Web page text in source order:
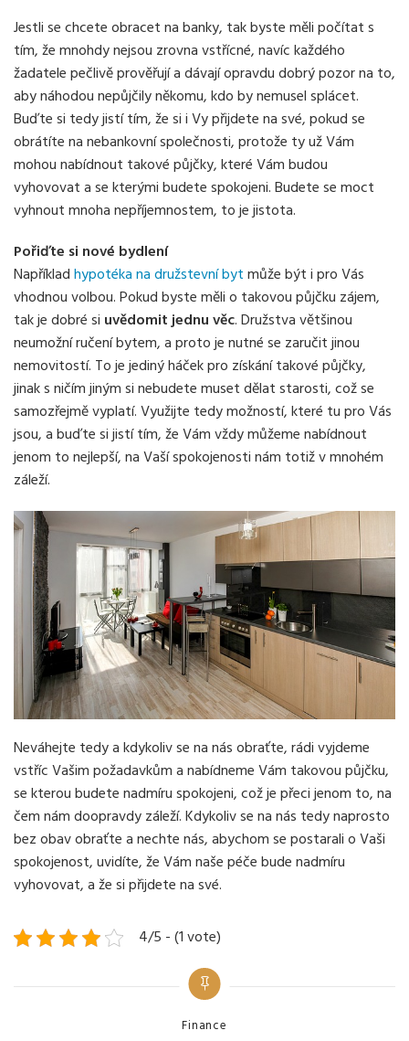
Jestli se chcete obracet na banky, tak byste měli počítat s
tím, že mnohdy nejsou zrovna vstřícné, navíc každého
žadatele pečlivě prověřují a dávají opravdu dobrý pozor na to,
aby náhodou nepůjčily někomu, kdo by nemusel splácet.
Buďte si tedy jistí tím, že si i Vy přijdete na své, pokud se
obrátíte na nebankovní společnosti, protože ty už Vám
mohou nabídnout takové půjčky, které Vám budou
vyhovovat a se kterými budete spokojeni. Budete se moct
vyhnout mnoha nepříjemnostem, to je jistota.
Pořiďte si nové bydlení
Napříkladhypotéka na družstevní bytmůže být i pro Vás
vhodnou volbou. Pokud byste měli o takovou půjčku zájem,
tak je dobré si uvědomit jednu věc. Družstva většinou
neumožní ručení bytem, a proto je nutné se zaručit jinou
nemovitostí. To je jediný háček pro získání takové půjčky,
jinak s ničím jiným si nebudete muset dělat starosti, což se
samozřejmě vyplatí. Využijte tedy možností, které tu pro Vás
jsou, a buďte si jistí tím, že Vám vždy můžeme nabídnout
jenom to nejlepší, na Vaší spokojenosti nám totiž v mnohém
záleží.
Neváhejte tedy a kdykoliv se na nás obraťte, rádi vyjdeme
vstříc Vašim požadavkům a nabídneme Vám takovou půjčku,
se kterou budete nadmíru spokojeni, což je přeci jenom to, na
čem nám doopravdy záleží. Kdykoliv se na nás tedy naprosto
bez obav obraťte a nechte nás, abychom se postarali o Vaši
spokojenost, uvidíte, že Vám naše péče bude nadmíru
vyhovovat, a že si přijdete na své.
4/5 - (1 vote)
Categories
Finance